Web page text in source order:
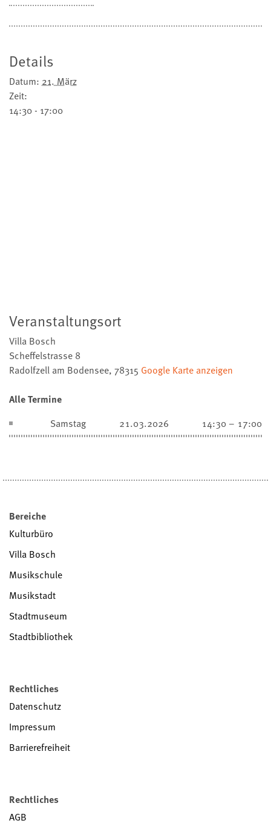
Details
Datum: 21. März
Zeit:
14:30 - 17:00
Veranstaltungsort
Villa Bosch
Scheffelstrasse 8
Radolfzell am Bodensee, 78315 Google Karte anzeigen
Alle Termine
Samstag
21.03.2026 14:30 – 17:00
Bereiche
Kulturbüro
Villa Bosch
Musikschule
Musikstadt
Stadtmuseum
Stadtbibliothek
Rechtliches
Datenschutz
Impressum
Barrierefreiheit
Rechtliches
AGB